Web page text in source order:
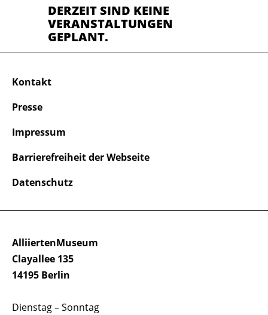
DERZEIT SIND KEINE
VERANSTALTUNGEN
GEPLANT.
AlliiertenMuseum
Clayallee 135
14195 Berlin
Dienstag – Sonntag
Kontakt
Presse
Impressum
Barrierefreiheit der Webseite
Datenschutz